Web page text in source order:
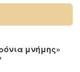
μνήμης»